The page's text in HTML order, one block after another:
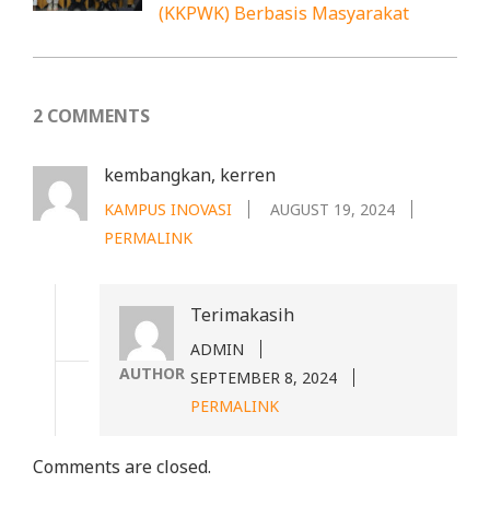
(KKPWK) Berbasis Masyarakat
2 COMMENTS
kembangkan, kerren
KAMPUS INOVASI
AUGUST 19, 2024
PERMALINK
AUTHOR
Terimakasih
ADMIN
SEPTEMBER 8, 2024
PERMALINK
Comments are closed.